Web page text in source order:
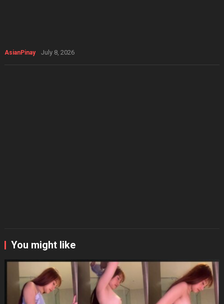
AsianPinay July 8, 2026
You might like